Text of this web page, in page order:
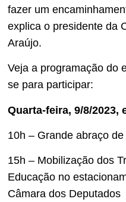
fazer um
explica o presidente da
Araújo.
Veja a programação do
se para participar:
Quarta-feira, 9/8/2023,
10h – Grande abraço
15h – Mobilização dos
Educação no
Câmara dos Deputados